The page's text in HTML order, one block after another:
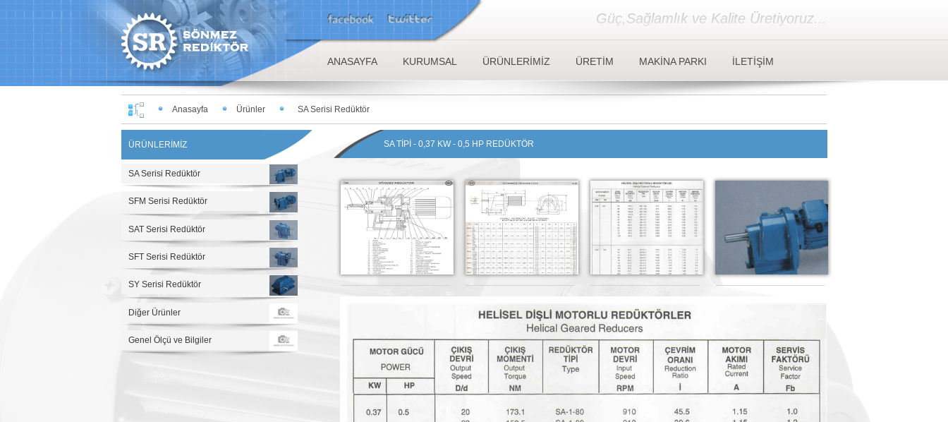
Güç,Sağlamlık ve Kalite Üretiyoruz...
ANASAYFA KURUMSAL ÜRÜNLERİMİZ ÜRETİM MAKİNA PARKI İLETİŞİM
Anasayfa Ürünler SA Serisi Redüktör
ÜRÜNLERİMİZ
SA Serisi Redüktör
SFM Serisi Redüktör
SAT Serisi Redüktör
SFT Serisi Redüktör
SY Serisi Redüktör
Diğer Ürünler
Genel Ölçü ve Bilgiler
SA TİPİ - 0,37 KW - 0,5 HP REDÜKTÖR